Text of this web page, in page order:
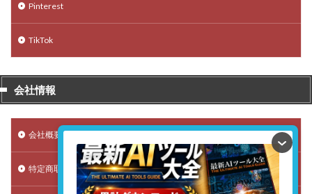
Pinterest
TikTok
会社情報
会社概要
特定商取引法に基づく表記